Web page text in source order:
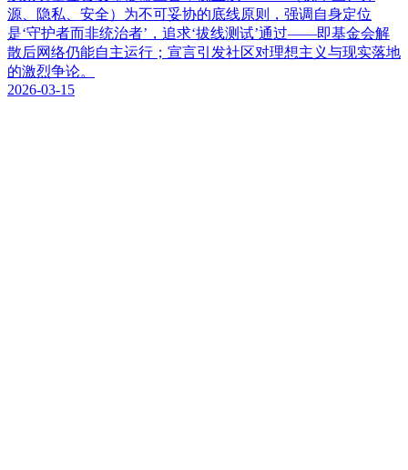
源、隐私、安全）为不可妥协的底线原则，强调自身定位
是‘守护者而非统治者’，追求‘拔线测试’通过——即基金会解
散后网络仍能自主运行；宣言引发社区对理想主义与现实落地
的激烈争论。
2026-03-15